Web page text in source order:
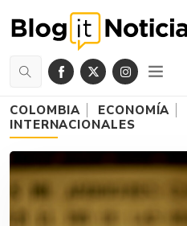
COLOMBIA ECONOMÍA
INTERNACIONALES